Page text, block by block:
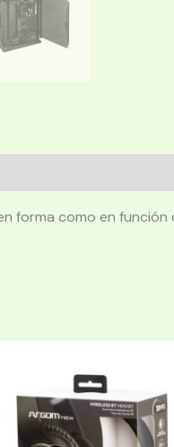
forma como en